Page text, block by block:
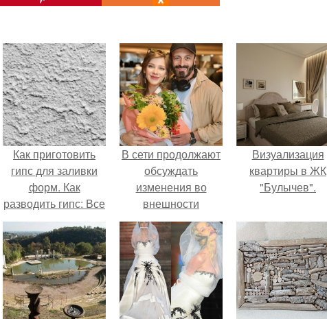
Как приготовить
гипс для заливки
форм. Как
разводить гипс: Все
о приготовлении
идеального
раствора
В сети продолжают
обсуждать
изменения во
внешности
актрисы.
Визуализация
квартиры в ЖК
"Булычев".